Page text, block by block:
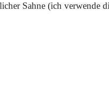
Sahne (ich verwende